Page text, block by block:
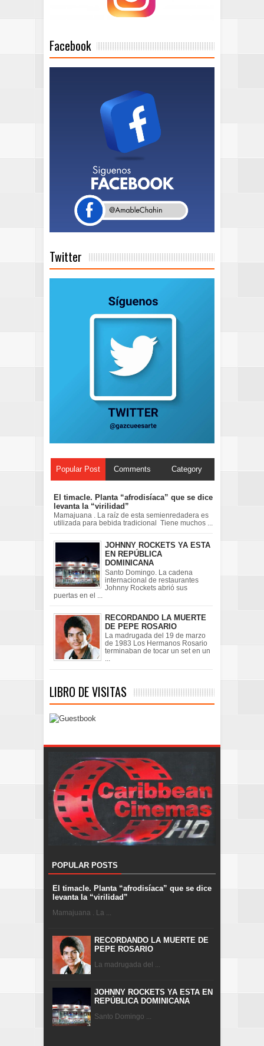
Facebook
Twitter
Popular Post Comments Category
El timacle. Planta “afrodisíaca” que se dice
levanta la “virilidad”
Mamajuana . La raíz de esta semienredadera es
utilizada para bebida tradicional Tiene muchos ...
JOHNNY ROCKETS YA ESTA
EN REPÚBLICA
DOMINICANA
Santo Domingo. La cadena
internacional de restaurantes
Johnny Rockets abrió sus
puertas en el ...
RECORDANDO LA MUERTE
DE PEPE ROSARIO
La madrugada del 19 de marzo
de 1983 Los Hermanos Rosario
terminaban de tocar un set en un
...
LIBRO DE VISITAS
POPULAR POSTS
El timacle. Planta “afrodisíaca” que se dice
levanta la “virilidad”
Mamajuana . La ...
RECORDANDO LA MUERTE DE
PEPE ROSARIO
La madrugada del ...
JOHNNY ROCKETS YA ESTA EN
REPÚBLICA DOMINICANA
Santo Domingo ...